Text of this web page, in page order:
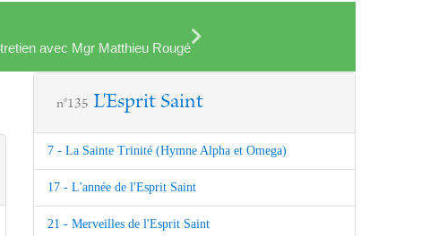
avec Mgr Matthieu Rougé
n°135 L'Esprit Saint
7 - La Sainte Trinité (Hymne Alpha et Omega)
17 - L'année de l'Esprit Saint
21 - Merveilles de l'Esprit Saint